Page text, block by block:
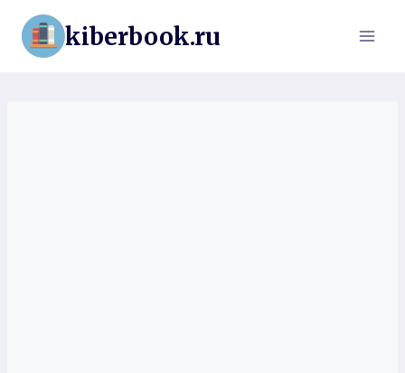
Перейти
содержимому
kiberbook.ru